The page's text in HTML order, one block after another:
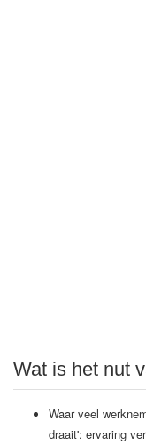
Wat is het nut
Waar veel
draait': ervaring